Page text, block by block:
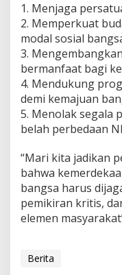
1. Menjaga
2. Memperkuat
modal sosial
3.
bermanfaat bagi
4. Mendukung
demi kemajuan
5. Menolak segala
belah perbedaan
“Mari kita jadikan
bahwa
bangsa harus
pemikiran kritis,
elemen
Berita